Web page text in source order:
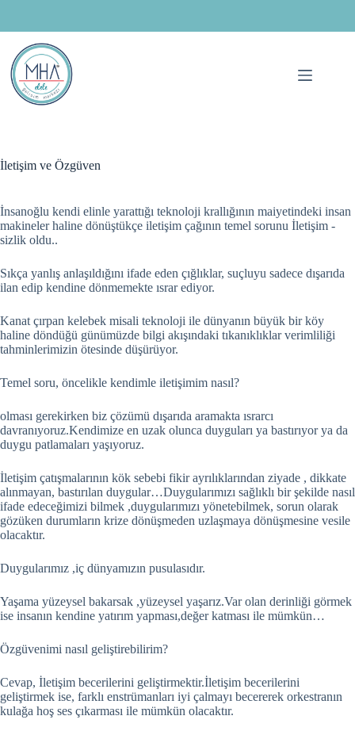
content
İletişim ve Özgüven
İnsanoğlu kendi elinle yarattığı teknoloji krallığının maiyetindeki insan
makineler haline dönüştükçe iletişim çağının temel sorunu İletişim -
sizlik oldu..
Sıkça yanlış anlaşıldığını ifade eden çığlıklar, suçluyu sadece dışarıda
ilan edip kendine dönmemekte ısrar ediyor.
Kanat çırpan kelebek misali teknoloji ile dünyanın büyük bir köy
haline döndüğü günümüzde bilgi akışındaki tıkanıklıklar verimliliği
tahminlerimizin ötesinde düşürüyor.
Temel soru, öncelikle kendimle iletişimim nasıl?
olması gerekirken biz çözümü dışarıda aramakta ısrarcı
davranıyoruz.Kendimize en uzak olunca duyguları ya bastırıyor ya da
duygu patlamaları yaşıyoruz.
İletişim çatışmalarının kök sebebi fikir ayrılıklarından ziyade , dikkate
alınmayan, bastırılan duygular…Duygularımızı sağlıklı bir şekilde nasıl
ifade edeceğimizi bilmek ,duygularımızı yönetebilmek, sorun olarak
gözüken durumların krize dönüşmeden uzlaşmaya dönüşmesine vesile
olacaktır.
Duygularımız ,iç dünyamızın pusulasıdır.
Yaşama yüzeysel bakarsak ,yüzeysel yaşarız.Var olan derinliği görmek
ise insanın kendine yatırım yapması,değer katması ile mümkün…
Özgüvenimi nasıl geliştirebilirim?
Cevap, İletişim becerilerini geliştirmektir.İletişim becerilerini
geliştirmek ise, farklı enstrümanları iyi çalmayı becererek orkestranın
kulağa hoş ses çıkarması ile mümkün olacaktır.